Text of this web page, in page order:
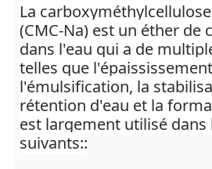
La
(CMC-Na) est un éther de
dans l'eau qui a de
telles que
l'émulsification, la
rétention d'eau et la
est largement utilisé dans
suivants::